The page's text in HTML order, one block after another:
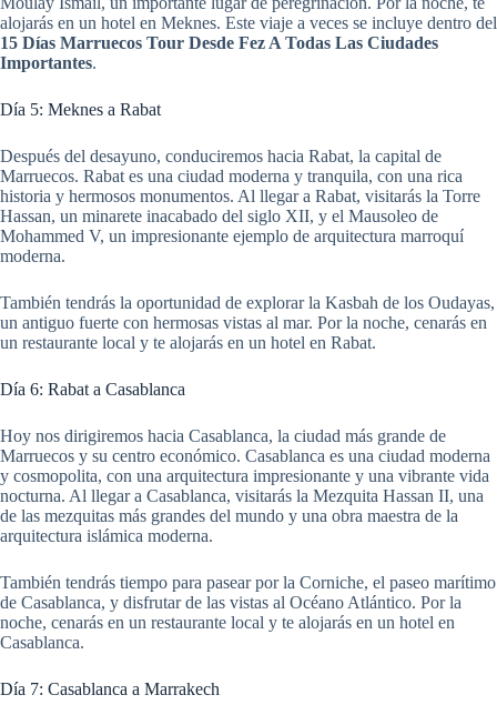
alojarás en un hotel en Meknes. Este viaje a veces se incluye dentro del
15 Días Marruecos Tour Desde Fez A Todas Las Ciudades
Importantes.
Día 5: Meknes a Rabat
Después del desayuno, conduciremos hacia Rabat, la capital de
Marruecos. Rabat es una ciudad moderna y tranquila, con una rica
historia y hermosos monumentos. Al llegar a Rabat, visitarás la Torre
Hassan, un minarete inacabado del siglo XII, y el Mausoleo de
Mohammed V, un impresionante ejemplo de arquitectura marroquí
moderna.
También tendrás la oportunidad de explorar la Kasbah de los Oudayas,
un antiguo fuerte con hermosas vistas al mar. Por la noche, cenarás en
un restaurante local y te alojarás en un hotel en Rabat.
Día 6: Rabat a Casablanca
Hoy nos dirigiremos hacia Casablanca, la ciudad más grande de
Marruecos y su centro económico. Casablanca es una ciudad moderna
y cosmopolita, con una arquitectura impresionante y una vibrante vida
nocturna. Al llegar a Casablanca, visitarás la Mezquita Hassan II, una
de las mezquitas más grandes del mundo y una obra maestra de la
arquitectura islámica moderna.
También tendrás tiempo para pasear por la Corniche, el paseo marítimo
de Casablanca, y disfrutar de las vistas al Océano Atlántico. Por la
noche, cenarás en un restaurante local y te alojarás en un hotel en
Casablanca.
Día 7: Casablanca a Marrakech